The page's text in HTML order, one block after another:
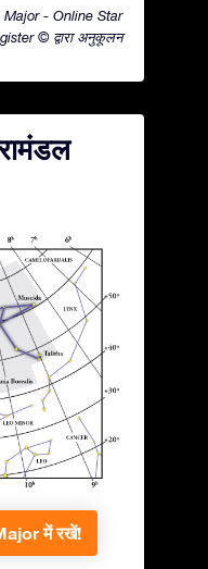
Major - Online Star
© द्वारा अनुकूलन
में रखें!